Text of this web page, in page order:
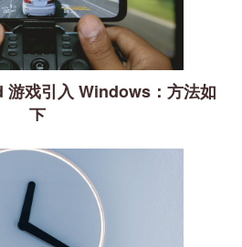
戏引入 Windows：方法如
下